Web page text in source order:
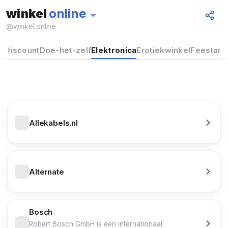
winkel online
@winkel.online
DiscountDoe-het-zelfElektronicaErotiekwinkel
Alles
Allekabels.nl
Alternate
Bosch
Robert Bosch GmbH is een internationaal